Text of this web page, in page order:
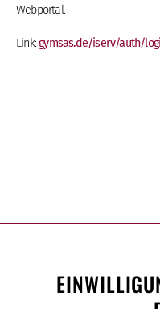
Webportal.
Link:gymsas.de/iserv/auth/